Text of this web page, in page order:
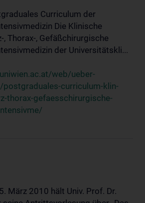
Curriculum der
Die Klinische
Thorax-, Gefäßchirurgische
der Universitätskli...
web/ueber-
curriculum-klin-
thorax-gefaesschirurgische-
März 2010 hält Univ. Prof. Dr.